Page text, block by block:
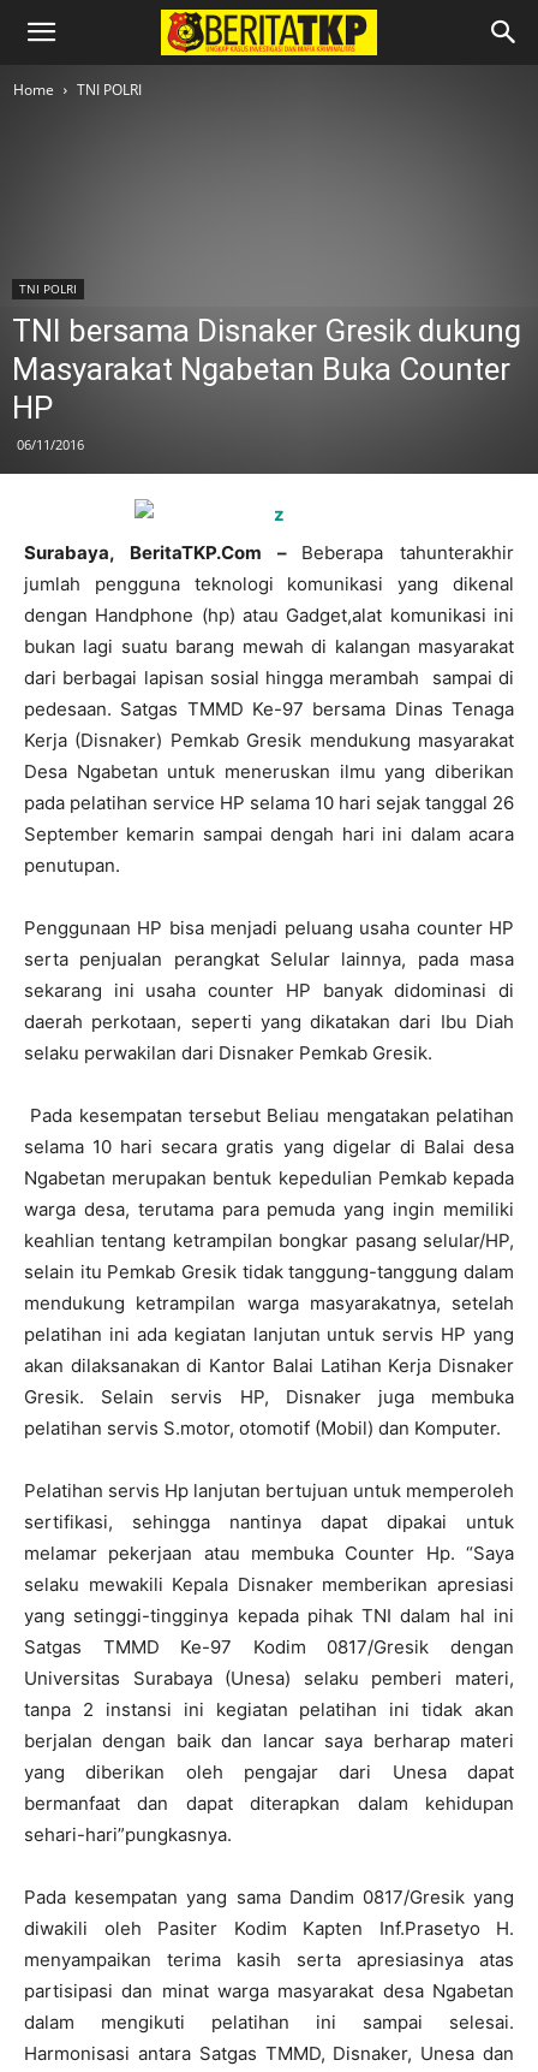
Home TNI POLRI
TNI POLRI
TNI bersama Disnaker Gresik dukung
Masyarakat Ngabetan Buka Counter
HP
06/11/2016
Surabaya, BeritaTKP.Com – Beberapa tahunterakhir
jumlah pengguna teknologi komunikasi yang dikenal
dengan Handphone (hp) atau Gadget,alat komunikasi ini
bukan lagi suatu barang mewah di kalangan masyarakat
dari berbagai lapisan sosial hingga merambah sampai di
pedesaan. Satgas TMMD Ke-97 bersama Dinas Tenaga
Kerja (Disnaker) Pemkab Gresik mendukung masyarakat
Desa Ngabetan untuk meneruskan ilmu yang diberikan
pada pelatihan service HP selama 10 hari sejak tanggal 26
September kemarin sampai dengah hari ini dalam acara
penutupan.
Penggunaan HP bisa menjadi peluang usaha counter HP
serta penjualan perangkat Selular lainnya, pada masa
sekarang ini usaha counter HP banyak didominasi di
daerah perkotaan, seperti yang dikatakan dari Ibu Diah
selaku perwakilan dari Disnaker Pemkab Gresik.
Pada kesempatan tersebut Beliau mengatakan pelatihan
selama 10 hari secara gratis yang digelar di Balai desa
Ngabetan merupakan bentuk kepedulian Pemkab kepada
warga desa, terutama para pemuda yang ingin memiliki
keahlian tentang ketrampilan bongkar pasang selular/HP,
selain itu Pemkab Gresik tidak tanggung-tanggung dalam
mendukung ketrampilan warga masyarakatnya, setelah
pelatihan ini ada kegiatan lanjutan untuk servis HP yang
akan dilaksanakan di Kantor Balai Latihan Kerja Disnaker
Gresik. Selain servis HP, Disnaker juga membuka
pelatihan servis S.motor, otomotif (Mobil) dan Komputer.
Pelatihan servis Hp lanjutan bertujuan untuk memperoleh
sertifikasi, sehingga nantinya dapat dipakai untuk
melamar pekerjaan atau membuka Counter Hp. “Saya
selaku mewakili Kepala Disnaker memberikan apresiasi
yang setinggi-tingginya kepada pihak TNI dalam hal ini
Satgas TMMD Ke-97 Kodim 0817/Gresik dengan
Universitas Surabaya (Unesa) selaku pemberi materi,
tanpa 2 instansi ini kegiatan pelatihan ini tidak akan
berjalan dengan baik dan lancar saya berharap materi
yang diberikan oleh pengajar dari Unesa dapat
bermanfaat dan dapat diterapkan dalam kehidupan
sehari-hari”pungkasnya.
Pada kesempatan yang sama Dandim 0817/Gresik yang
diwakili oleh Pasiter Kodim Kapten Inf.Prasetyo H.
menyampaikan terima kasih serta apresiasinya atas
partisipasi dan minat warga masyarakat desa Ngabetan
dalam mengikuti pelatihan ini sampai selesai.
Harmonisasi antara Satgas TMMD, Disnaker, Unesa dan